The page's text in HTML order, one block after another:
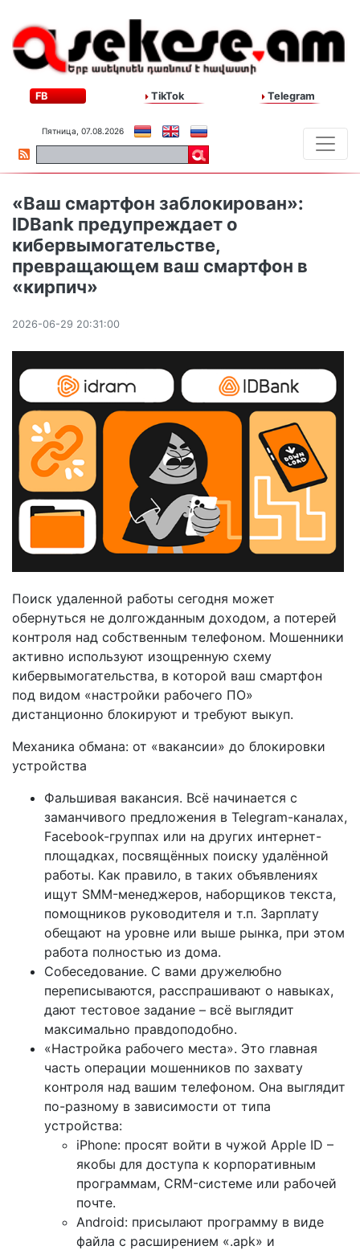
FB TikTok Telegram
Пятница, 07.08.2026
«Ваш смартфон заблокирован»:
IDBank предупреждает о
кибервымогательстве,
превращающем ваш смартфон в
«кирпич»
2026-06-29 20:31:00
Поиск удаленной работы сегодня может
обернуться не долгожданным доходом, а потерей
контроля над собственным телефоном. Мошенники
активно используют изощренную схему
кибервымогательства, в которой ваш смартфон
под видом «настройки рабочего ПО»
дистанционно блокируют и требуют выкуп.
Механика обмана: от «вакансии» до блокировки
устройства
Фальшивая вакансия. Всё начинается с
заманчивого предложения в Telegram-каналах,
Facebook-группах или на других интернет-
площадках, посвящённых поиску удалённой
работы. Как правило, в таких объявлениях
ищут SMM-менеджеров, наборщиков текста,
помощников руководителя и т.п. Зарплату
обещают на уровне или выше рынка, при этом
работа полностью из дома.
Собеседование. С вами дружелюбно
переписываются, расспрашивают о навыках,
дают тестовое задание – всё выглядит
максимально правдоподобно.
«Настройка рабочего места». Это главная
часть операции мошенников по захвату
контроля над вашим телефоном. Она выглядит
по-разному в зависимости от типа
устройства:
iPhone: просят войти в чужой Apple ID –
якобы для доступа к корпоративным
программам, CRM-системе или рабочей
почте.
Android: присылают программу в виде
файла с расширением «.apk» и